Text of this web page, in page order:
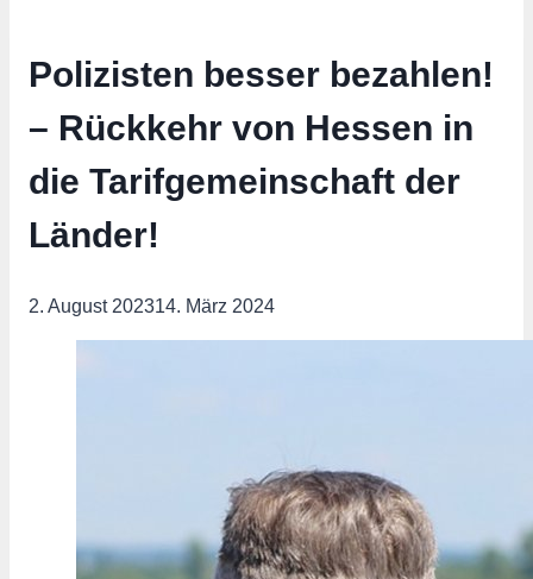
Polizisten besser bezahlen!
– Rückkehr von Hessen in
die Tarifgemeinschaft der
Länder!
2. August 202314. März 2024